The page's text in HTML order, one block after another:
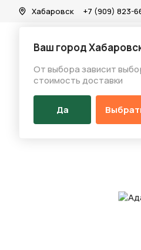
Хабаровск
Ваш город
От выбора зависит
стоимость доставки
Да
+7 (909) 823-
На главную
Каталог/Запчасти/Седла и